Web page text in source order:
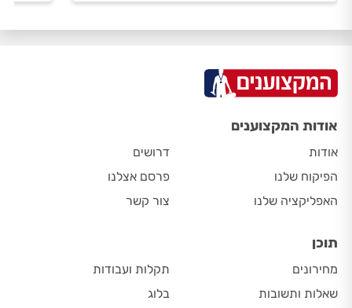
אודות המקצוענים
אודות
הפיקוח שלנו
האפליקציה שלנו
דרושים
פרסם אצלנו
צור קשר
תוכן
מחירונים
שאלות ותשובות
תקלות ועבודות
בלוג